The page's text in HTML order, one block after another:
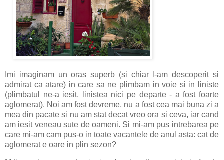
Imi imaginam un oras superb (si chiar l-am descoperit si
admirat ca atare) in care sa ne plimbam in voie si in liniste
(plimbatul ne-a iesit, linistea nici pe departe - a fost foarte
aglomerat). Noi am fost devreme, nu a fost cea mai buna zi a
mea din pacate si nu am stat decat vreo ora si ceva, iar cand
am iesit veneau sute de oameni. Si mi-am pus intrebarea pe
care mi-am cam pus-o in toate vacantele de anul asta: cat de
aglomerat e oare in plin sezon?